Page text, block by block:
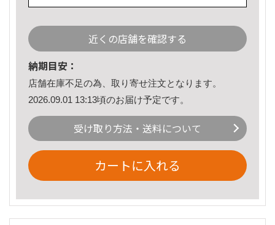
近くの店舗を確認する
納期目安：
店舗在庫不足の為、取り寄せ注文となります。
2026.09.01 13:13頃のお届け予定です。
受け取り方法・送料について
カートに入れる